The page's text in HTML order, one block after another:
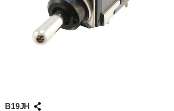
B19JH